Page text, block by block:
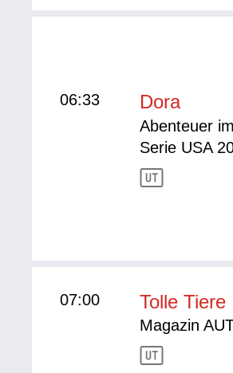
06:33 Dora
Abenteuer
Serie USA
07:00 Tolle Tiere
Magazin